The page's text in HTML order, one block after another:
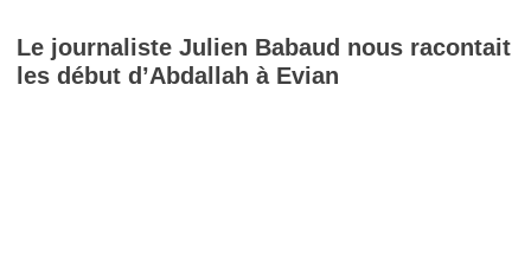
Le journaliste Julien Babaud nous racontait
les début d’Abdallah à Evian